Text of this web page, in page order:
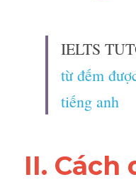
IELTS
từ đếm
tiếng anh
II. Cách